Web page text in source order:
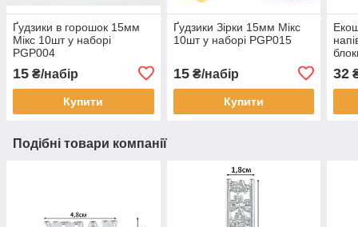
Ґудзики в горошок 15мм
Мікс 10шт у наборі
PGP004
15 ₴/набір
Купити
Ґудзики Зірки 15мм Мікс
10шт у наборі PGP015
15₴/набір
Купити
32
Подібні товари компанії